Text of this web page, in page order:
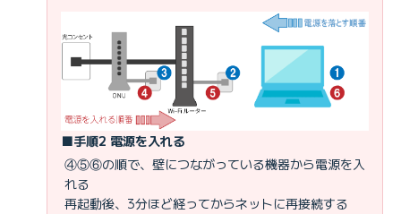
■手順2 電源を入れる
④⑤⑥の順で、壁につながっている機器から電源を入
れる
再起動後、3分ほど経ってからネットに再接続する